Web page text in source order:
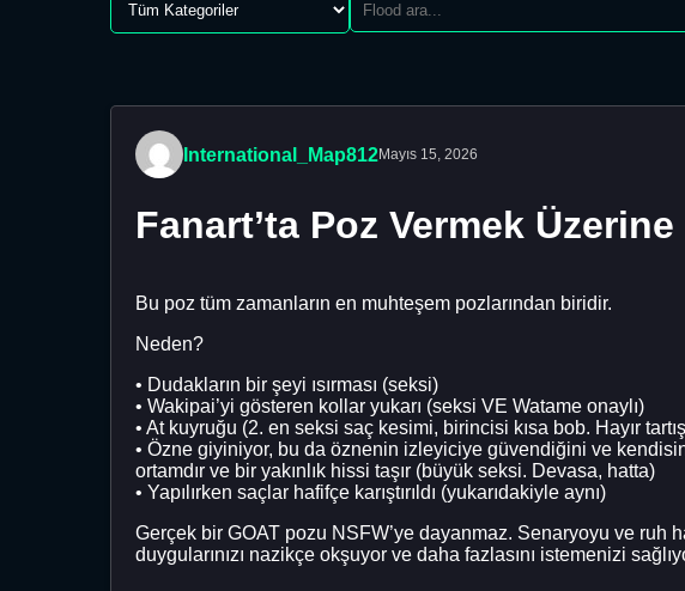
International_Map812Mayıs 15, 2026
Fanart’ta Poz Vermek Üzerine
Bu poz tüm zamanların en muhteşem pozlarından biridir.
Neden?
• ⁠Dudakların bir şeyi ısırması (seksi)
• ⁠Wakipai’yi gösteren kollar yukarı (seksi VE Watame onaylı)
• ⁠At kuyruğu (2. en seksi saç kesimi, birincisi kısa bob. Hayır
• ⁠Özne giyiniyor, bu da öznenin izleyiciye güvendiğini ve
ortamdır ve bir yakınlık hissi taşır (büyük seksi. Devasa, hatta)
• ⁠Yapılırken saçlar hafifçe karıştırıldı (yukarıdakiyle aynı)
Gerçek bir GOAT pozu NSFW’ye dayanmaz. Senaryoyu ve ruh
duygularınızı nazikçe okşuyor ve daha fazlasını istemenizi